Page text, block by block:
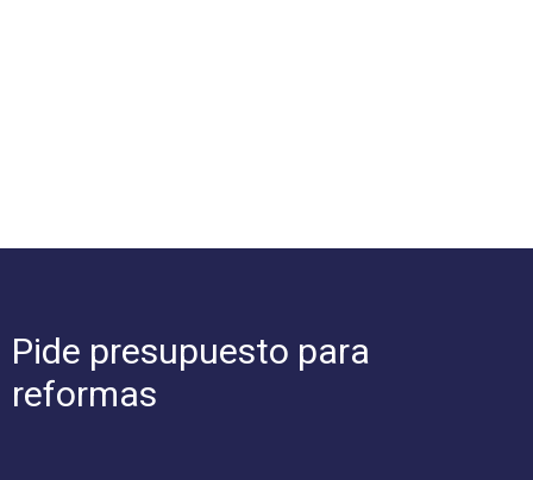
Pide presupuesto para
reformas